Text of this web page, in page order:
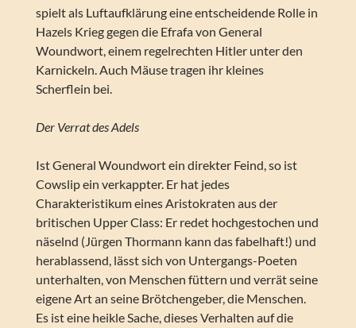
spielt als Luftaufklärung eine entscheidende Rolle in
Hazels Krieg gegen die Efrafa von General
Woundwort, einem regelrechten Hitler unter den
Karnickeln. Auch Mäuse tragen ihr kleines
Scherflein bei.
Der Verrat des Adels
Ist General Woundwort ein direkter Feind, so ist
Cowslip ein verkappter. Er hat jedes
Charakteristikum eines Aristokraten aus der
britischen Upper Class: Er redet hochgestochen und
näselnd (Jürgen Thormann kann das fabelhaft!) und
herablassend, lässt sich von Untergangs-Poeten
unterhalten, von Menschen füttern und verrät seine
eigene Art an seine Brötchengeber, die Menschen.
Es ist eine heikle Sache, dieses Verhalten auf die